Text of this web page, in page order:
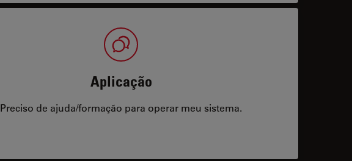
Aplicação
Preciso de ajuda/formação para operar meu sistema.